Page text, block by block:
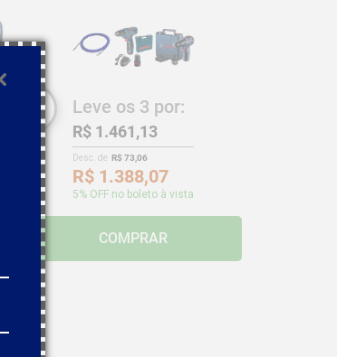
Leve os 3 por:
R$ 1.461,13
Desc. de R$ 73,06
R$ 1.388,07
5% OFF no boleto à vista
COMPRAR